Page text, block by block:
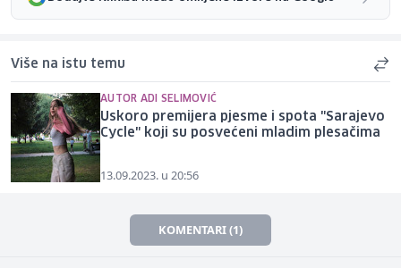
Više na istu temu
AUTOR ADI SELIMOVIĆ
Uskoro premijera pjesme i spota "Sarajevo
Cycle" koji su posvećeni mladim plesačima
13.09.2023. u 20:56
KOMENTARI (1)